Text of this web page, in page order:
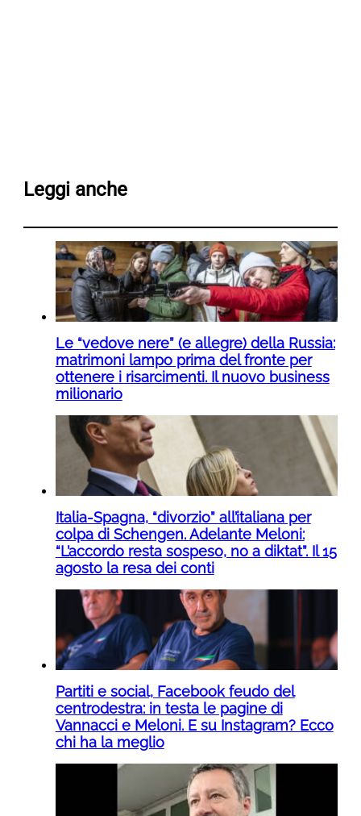
Leggi anche
Le “vedove nere” (e allegre) della Russia:
matrimoni lampo prima del fronte per
ottenere i risarcimenti. Il nuovo business
milionario
Italia-Spagna, “divorzio” all’italiana per
colpa di Schengen. Adelante Meloni:
“L’accordo resta sospeso, no a diktat”. Il 15
agosto la resa dei conti
Partiti e social, Facebook feudo del
centrodestra: in testa le pagine di
Vannacci e Meloni. E su Instagram? Ecco
chi ha la meglio